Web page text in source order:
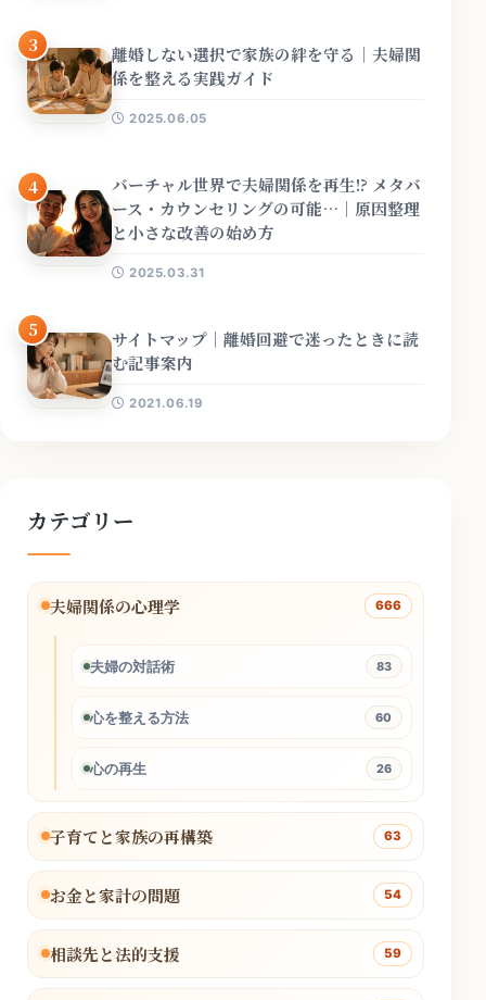
3
離婚しない選択で家族の絆を守る｜夫婦関
係を整える実践ガイド
2025.06.05
4
バーチャル世界で夫婦関係を再生!? メタバ
ース・カウンセリングの可能…｜原因整理
と小さな改善の始め方
2025.03.31
5
サイトマップ｜離婚回避で迷ったときに読
む記事案内
2021.06.19
カテゴリー
夫婦関係の心理学 666
夫婦の対話術 83
心を整える方法 60
心の再生 26
子育てと家族の再構築 63
お金と家計の問題 54
相談先と法的支援 59